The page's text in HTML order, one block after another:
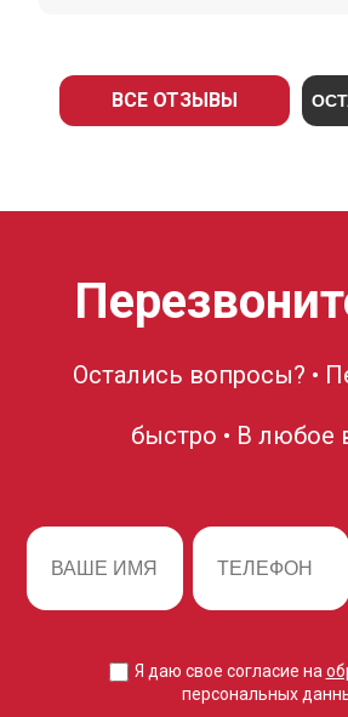
ВСЕ ОТЗЫВЫ
Остались вопросы? •
быстро • В любое
Я даю свое согласие на
персональных